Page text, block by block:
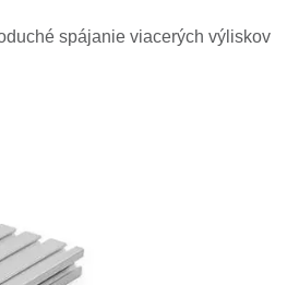
spájanie viacerých výliskov